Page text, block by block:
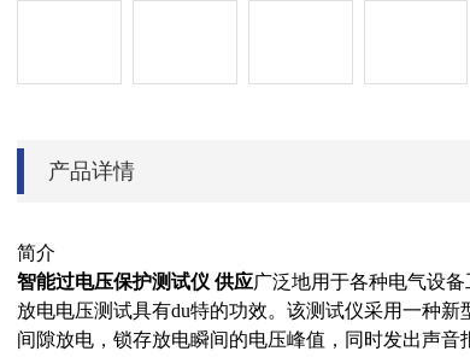
产品详情
简介
智能过电压保护测试仪 供应广泛地用于各种电气设
放电电压测试具有du特的功效。该测试仪采用一种
间隙放电，锁存放电瞬间的电压峰值，同时发出声